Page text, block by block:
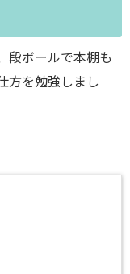
段ボールで本棚も
方を勉強しまし